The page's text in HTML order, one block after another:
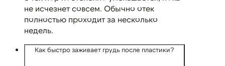
не исчезнет совсем. Обычно отек
полностью проходит за несколько
недель.
Как быстро заживает грудь после пластики?